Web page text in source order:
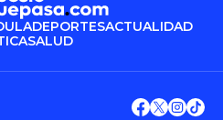
DEPORTESACTUALIDAD
SALUD